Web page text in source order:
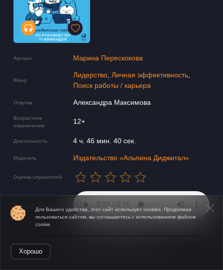
Авторы Марина Перескокова
Жанр
Лидерство, Личная эффективность,
Поиск работы / карьера
Озвучка Александра Максимова
Возрастное
ограничение
12+
Длительность 4 ч. 46 мин. 40 сек.
Издатель Издательство «Альпина Диджитал»
Оценка слушателей
Звуковой фрагмент
Для Вашего удобства, этот сайт использует cookies. Продолжая
пользоваться сайтом, вы соглашаетесь с использованием файлов
cookie.
Хорошо